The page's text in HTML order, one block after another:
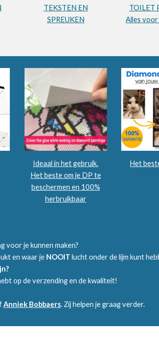
TEKSTEN EN
SPREUKEN
TOILET
Alles
Ideaal in het gebruik.
Het beste om je DP te
beschermen en 100%
herbruikbaar
Het
voor je kunnen maken?
en waar je NOOIT lucht onder de lijm kunt
op de verzending en de kwaliteit!
Anniek Bobbaers. Zij helpen je graag verder.